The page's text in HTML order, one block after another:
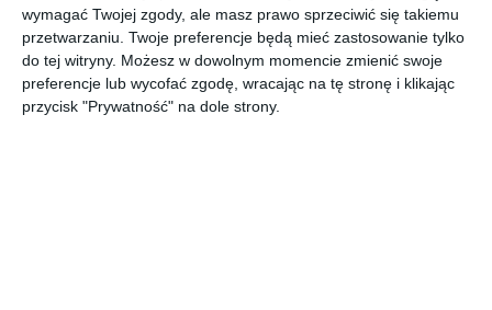
wymagać Twojej zgody, ale masz prawo sprzeciwić się takiemu
przetwarzaniu. Twoje preferencje będą mieć zastosowanie tylko
do tej witryny. Możesz w dowolnym momencie zmienić swoje
preferencje lub wycofać zgodę, wracając na tę stronę i klikając
przycisk "Prywatność" na dole strony.
Nowoczesna, narożna
kuchnia